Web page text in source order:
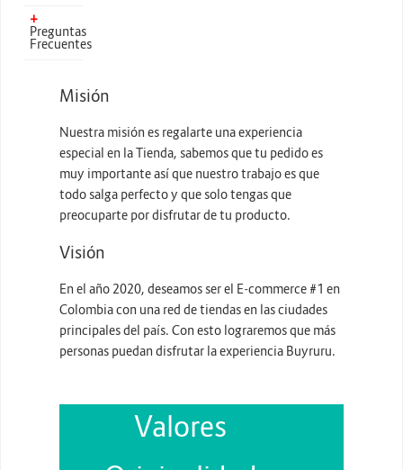
+
Preguntas
Frecuentes
Misión
Nuestra misión es regalarte una experiencia
especial en la Tienda, sabemos que tu pedido es
muy importante así que nuestro trabajo es que
todo salga perfecto y que solo tengas que
preocuparte por disfrutar de tu producto.
Visión
En el año 2020, deseamos ser el E-commerce #1 en
Colombia con una red de tiendas en las ciudades
principales del país. Con esto lograremos que más
personas puedan disfrutar la experiencia Buyruru.
Valores